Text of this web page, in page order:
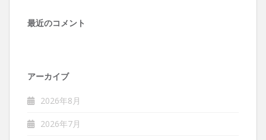
最近のコメント
アーカイブ
2026年8月
2026年7月